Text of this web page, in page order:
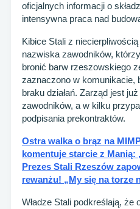
oficjalnych informacji o
intensywna praca nad
Kibice Stali z
nazwiska zawodników,
bronić barw rzeszowskiego
zaznaczono w komunikacie,
braku działań. Zarząd jest
zawodników, a w kilku
podpisania prekontraktów.
Ostra walka o brąz na
komentuje starcie z Manią:
Prezes Stali Rzeszów
rewanżu! „My się na torze
Władze Stali podkreślają, że